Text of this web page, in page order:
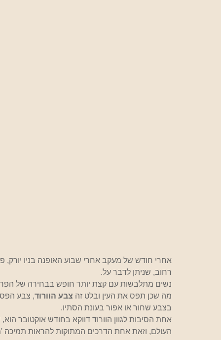
אחרי חודש של מעקב אחרי שבוע האופנה בניו יורק,
רחוב, שניתן לדבר על.
נשים מתלבשות עם קצת יותר חופש בבחירה של
מה שכן תפס את העין ובלט זה צבע הוורוד, צבע
בצבע שחור או אפור בעונת הסתיו.
אחת הסיבות לגוון הוורוד דווקא בחודש אוקטובר
העולם, וזאת אחת הדרכים המתוקות להראות תמיכה